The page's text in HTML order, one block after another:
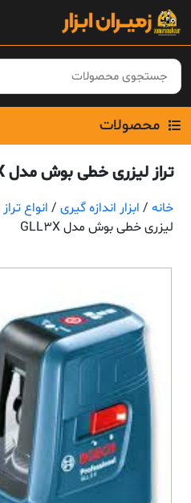
Skip
content
محصولات
تراز لیزری خطی بوش مدل GLL3X
خانه / ابزار اندازه گیری / انواع تراز
لیزری خطی بوش مدل GLL3X